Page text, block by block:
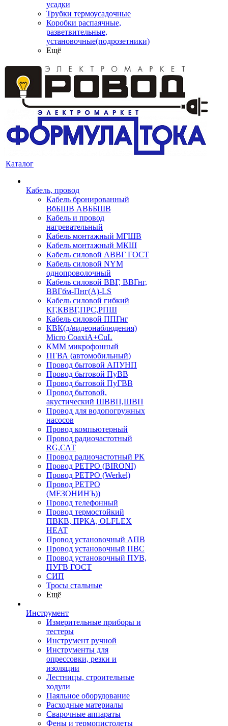
усадки
Трубки термоусадочные
Коробки распаячные,
разветвительные,
установочные(подрозетники)
Ещё
Каталог
Кабель, провод
Кабель бронированный
ВбБШВ АВББШВ
Кабель и провод
нагревательный
Кабель монтажный МГШВ
Кабель монтажный МКШ
Кабель силовой АВВГ ГОСТ
Кабель силовой NYM
однопроволочный
Кабель силовой ВВГ, ВВГнг,
ВВГбм-Пнг(А)-LS
Кабель силовой гибкий
КГ,КВВГ,ПРС,РПШ
Кабель силовой ППГнг
КВК(д/видеонаблюдения)
Micro CoaxiA+CuL
КММ микрофонный
ПГВА (автомобильный)
Провод бытовой АПУНП
Провод бытовой ПуВВ
Провод бытовой ПуГВВ
Провод бытовой,
акустический ШВВП,ШВП
Провод для водопогружных
насосов
Провод компьютерный
Провод радиочастотный
RG,САТ
Провод радиочастотный РК
Провод РЕТРО (BIRONI)
Провод РЕТРО (Werkel)
Провод РЕТРО
(МЕЗОНИНЪ))
Провод телефонный
Провод термостойкий
ПВКВ, ПРКА, OLFLEX
HEAT
Провод установочный АПВ
Провод установочный ПВС
Провод установочный ПУВ,
ПУГВ ГОСТ
СИП
Тросы стальные
Ещё
Инструмент
Измерительные приборы и
тестеры
Инструмент ручной
Инструменты для
опрессовки, резки и
изоляции
Лестницы, строительные
ходули
Паяльное оборудование
Расходные материалы
Сварочные аппараты
Фены и термопистолеты